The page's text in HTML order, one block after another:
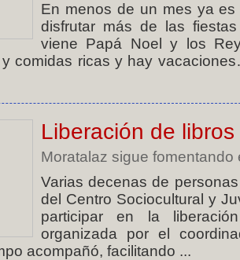
En menos de un mes ya
disfrutar más de las
viene Papá Noel y los
comidas ricas y hay
Liberación de libros
Moratalaz sigue fomentando
Varias decenas de
del Centro Sociocultural y
participar en la
organizada por el
acompañó, facilitando ...